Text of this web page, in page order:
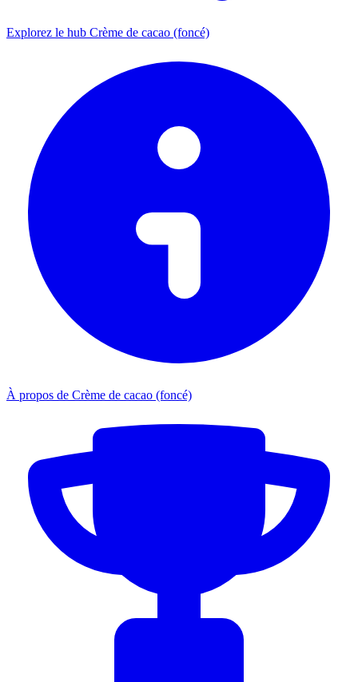
Explorez le hub Crème de cacao (foncé)
À propos de Crème de cacao (foncé)